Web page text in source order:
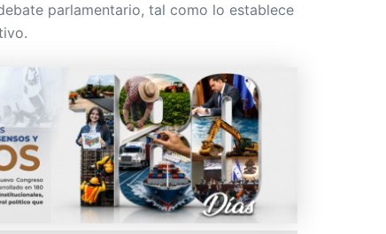
parlamentario, tal como lo establece